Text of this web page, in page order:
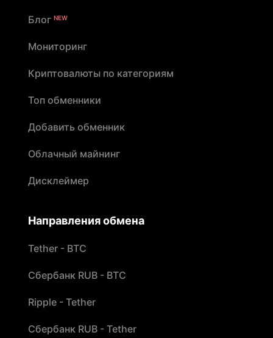
Блог NEW
Мониторинг
Криптовалюты по категориям
Топ обменники
Добавить обменник
Облачный майнинг
Дисклеймер
Направления обмена
Tether - BTC
Сбербанк RUB - BTC
Ripple - Tether
Сбербанк RUB - Tether